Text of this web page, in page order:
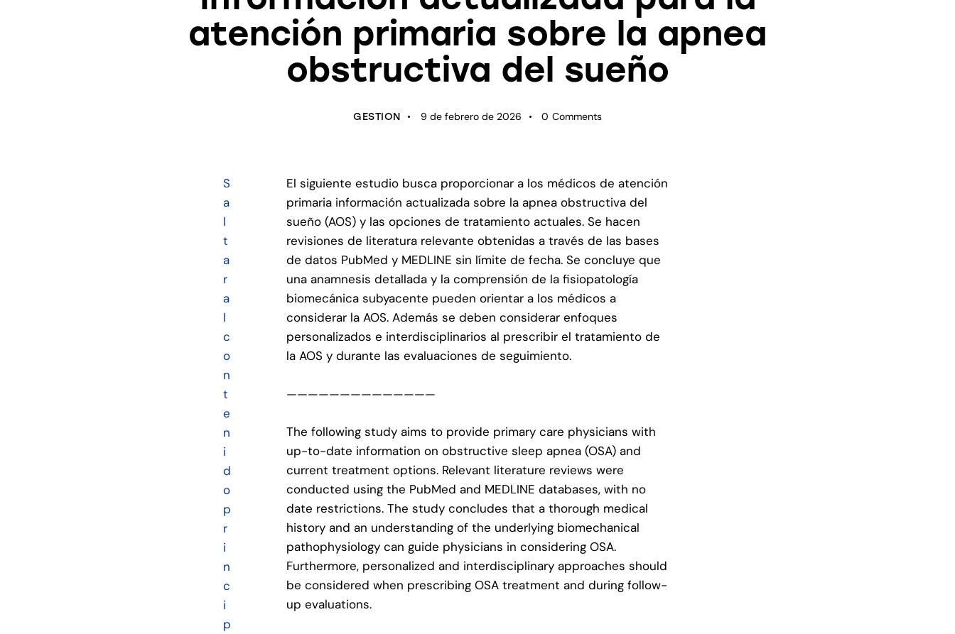
atención primaria sobre la apnea
obstructiva del sueño
GESTION 9 de febrero de 2026 0 Comments
S
a
l
t
a
r
a
l
c
o
n
t
e
n
i
d
o
p
r
i
n
c
i
p
El siguiente estudio busca proporcionar a los médicos de atención
primaria información actualizada sobre la apnea obstructiva del
sueño (AOS) y las opciones de tratamiento actuales. Se hacen
revisiones de literatura relevante obtenidas a través de las bases
de datos PubMed y MEDLINE sin límite de fecha. Se concluye que
una anamnesis detallada y la comprensión de la fisiopatología
biomecánica subyacente pueden orientar a los médicos a
considerar la AOS. Además se deben considerar enfoques
personalizados e interdisciplinarios al prescribir el tratamiento de
la AOS y durante las evaluaciones de seguimiento.
——————————————
The following study aims to provide primary care physicians with
up-to-date information on obstructive sleep apnea (OSA) and
current treatment options. Relevant literature reviews were
conducted using the PubMed and MEDLINE databases, with no
date restrictions. The study concludes that a thorough medical
history and an understanding of the underlying biomechanical
pathophysiology can guide physicians in considering OSA.
Furthermore, personalized and interdisciplinary approaches should
be considered when prescribing OSA treatment and during follow-
up evaluations.